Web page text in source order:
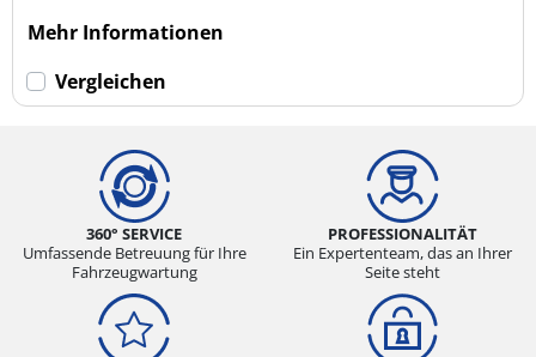
Mehr Informationen
Vergleichen
360° SERVICE
Umfassende Betreuung für Ihre
Fahrzeugwartung
PROFESSIONALITÄT
Ein Expertenteam, das an Ihrer
Seite steht